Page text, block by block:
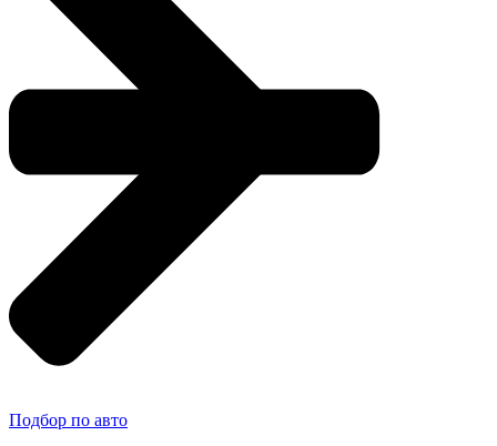
Подбор по авто